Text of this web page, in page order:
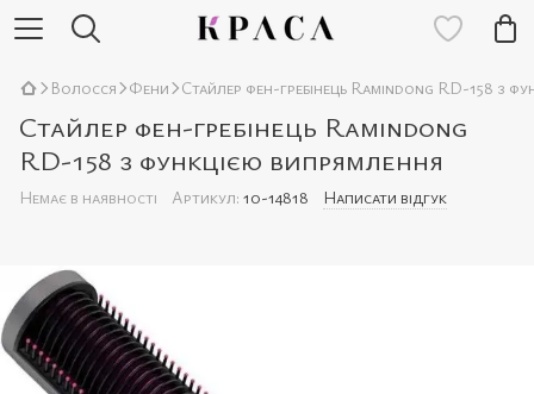
Волосся Фени Стайлер фен-гребінець Ramindong RD-158 з
Стайлер фен-гребінець Ramindong
RD-158 з функцією випрямлення
Немає в наявності Артикул: 10-14818 Написати відгук